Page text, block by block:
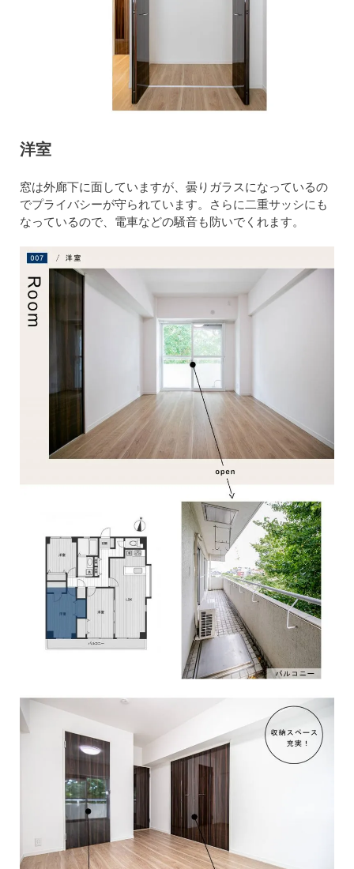
洋室
窓は外廊下に面していますが、曇りガラスになっているの
でプライバシーが守られています。さらに二重サッシにも
なっているので、電車などの騒音も防いでくれます。